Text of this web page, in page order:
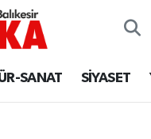
SANAT SİYASET